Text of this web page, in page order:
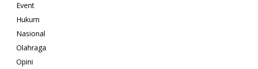
Event
Hukum
Nasional
Olahraga
Opini